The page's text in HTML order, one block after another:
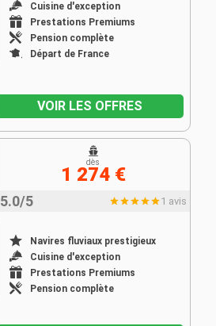
Cuisine d'exception
Prestations Premiums
Pension complète
Départ de France
VOIR LES OFFRES
5.0/5 1 avis
Navires fluviaux prestigieux
Cuisine d'exception
Prestations Premiums
Pension complète
dès
1 274 €